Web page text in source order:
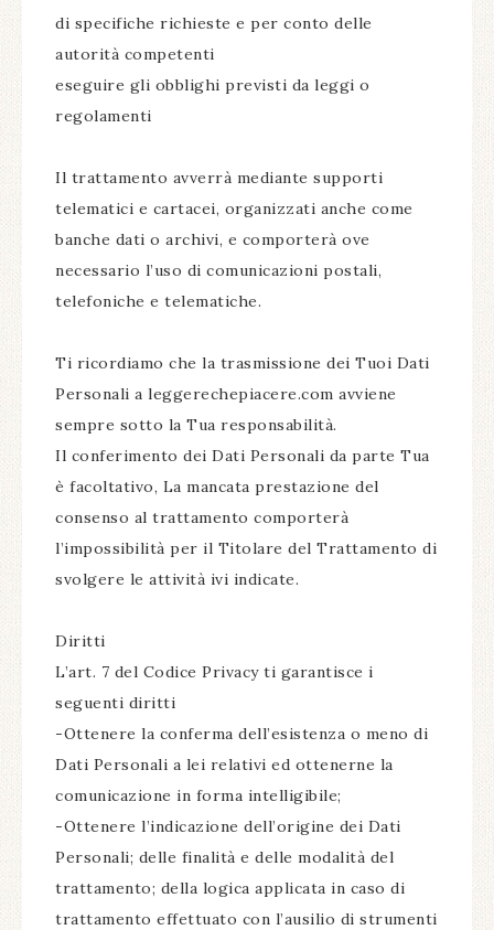
di specifiche richieste e per conto delle
autorità competenti
eseguire gli obblighi previsti da leggi o
regolamenti
Il trattamento avverrà mediante supporti
telematici e cartacei, organizzati anche come
banche dati o archivi, e comporterà ove
necessario l’uso di comunicazioni postali,
telefoniche e telematiche.
Ti ricordiamo che la trasmissione dei Tuoi Dati
Personali a leggerechepiacere.com avviene
sempre sotto la Tua responsabilità.
Il conferimento dei Dati Personali da parte Tua
è facoltativo, La mancata prestazione del
consenso al trattamento comporterà
l’impossibilità per il Titolare del Trattamento di
svolgere le attività ivi indicate.
Diritti
L’art. 7 del Codice Privacy ti garantisce i
seguenti diritti
-Ottenere la conferma dell’esistenza o meno di
Dati Personali a lei relativi ed ottenerne la
comunicazione in forma intelligibile;
-Ottenere l’indicazione dell’origine dei Dati
Personali; delle finalità e delle modalità del
trattamento; della logica applicata in caso di
trattamento effettuato con l’ausilio di strumenti